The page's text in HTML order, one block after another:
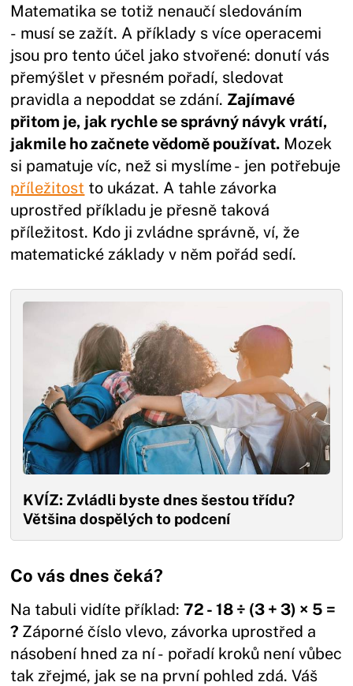
Matematika se totiž nenaučí sledováním
- musí se zažít. A příklady s více operacemi
jsou pro tento účel jako stvořené: donutí vás
přemýšlet v přesném pořadí, sledovat
pravidla a nepoddat se zdání. Zajímavé
přitom je, jak rychle se správný návyk vrátí,
jakmile ho začnete vědomě používat. Mozek
si pamatuje víc, než si myslíme - jen potřebuje
příležitost to ukázat. A tahle závorka
uprostřed příkladu je přesně taková
příležitost. Kdo ji zvládne správně, ví, že
matematické základy v něm pořád sedí.
KVÍZ: Zvládli byste dnes šestou třídu?
Většina dospělých to podcení
Co vás dnes čeká?
Na tabuli vidíte příklad:72 - 18 ÷ (3 + 3) × 5 =
? Záporné číslo vlevo, závorka uprostřed a
násobení hned za ní - pořadí kroků není vůbec
tak zřejmé, jak se na první pohled zdá. Váš